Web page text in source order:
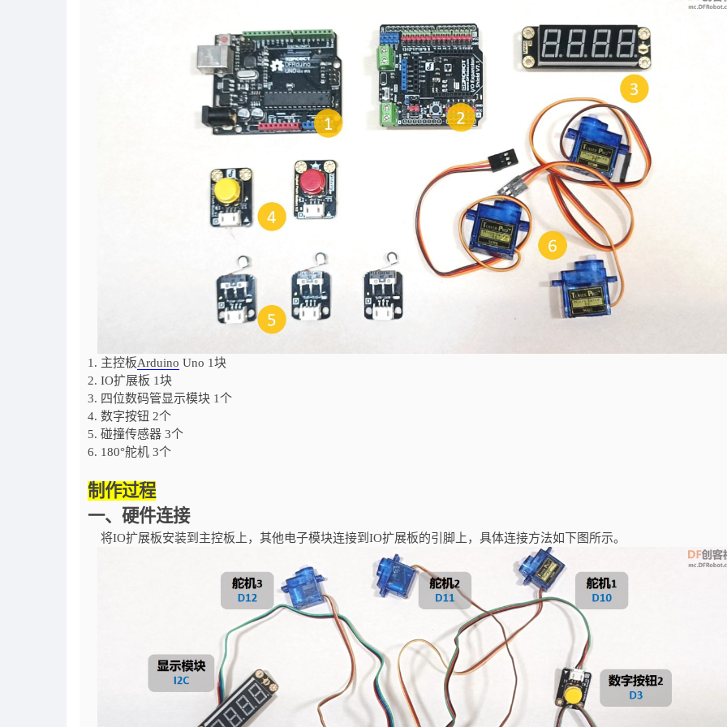
1. 主控板Arduino Uno 1块
2. IO扩展板 1块
3. 四位数码管显示模块 1个
4. 数字按钮 2个
5. 碰撞传感器 3个
6. 180°舵机 3个
制作过程
一、硬件连接
将IO扩展板安装到主控板上，其他电子模块连接到 IO扩展板的引脚上，具体连接方法如下图所示。